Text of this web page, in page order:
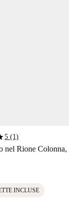
5 (1)
nel Rione Colonna,
INCLUSE